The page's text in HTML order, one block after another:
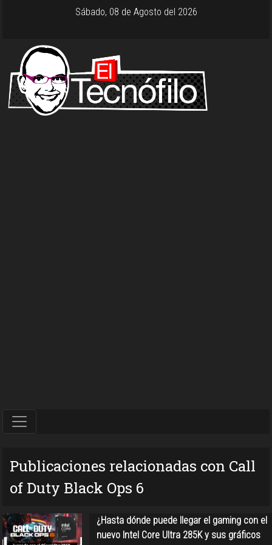
Sábado, 08 de Agosto del 2026
Publicaciones relacionadas con Call
of Duty Black Ops 6
¿Hasta dónde puede llegar el gaming con el
nuevo Intel Core Ultra 285K y sus gráficos